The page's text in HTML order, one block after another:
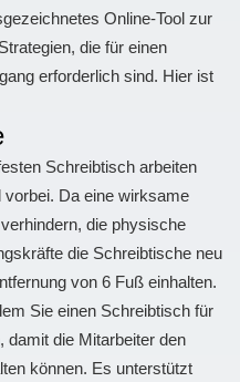
Online-Tool zur
die für einen
erforderlich sind. Hier ist
Schreibtisch arbeiten
vorbei. Da eine wirksame
die physische
die Schreibtische neu
von 6 Fuß einhalten.
Sie einen Schreibtisch für
damit die Mitarbeiter den
können. Es unterstützt